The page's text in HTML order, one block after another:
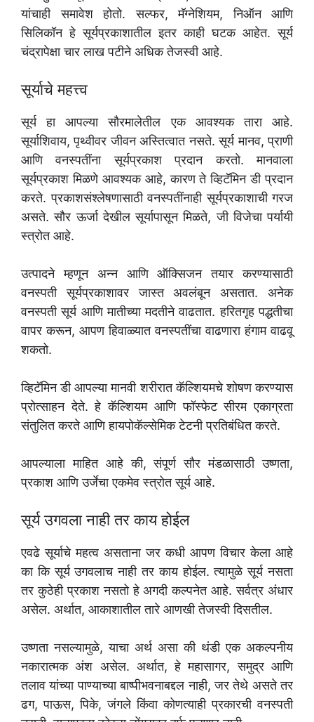
यांचाही समावेश होतो. सल्फर, मॅग्नेशियम, निऑन आणि
सिलिकॉन हे सूर्यप्रकाशातील इतर काही घटक आहेत. सूर्य
चंद्रापेक्षा चार लाख पटीने अधिक तेजस्वी आहे.
सूर्याचे महत्त्व
सूर्य हा आपल्या सौरमालेतील एक आवश्यक तारा आहे.
सूर्याशिवाय, पृथ्वीवर जीवन अस्तित्वात नसते. सूर्य मानव, प्राणी
आणि वनस्पतींना सूर्यप्रकाश प्रदान करतो. मानवाला
सूर्यप्रकाश मिळणे आवश्यक आहे, कारण ते व्हिटॅमिन डी प्रदान
करते. प्रकाशसंश्लेषणासाठी वनस्पतींनाही सूर्यप्रकाशाची गरज
असते. सौर ऊर्जा देखील सूर्यापासून मिळते, जी विजेचा पर्यायी
स्त्रोत आहे.
उत्पादने म्हणून अन्न आणि ऑक्सिजन तयार करण्यासाठी
वनस्पती सूर्यप्रकाशावर जास्त अवलंबून असतात. अनेक
वनस्पती सूर्य आणि मातीच्या मदतीने वाढतात. हरितगृह पद्धतीचा
वापर करून, आपण हिवाळ्यात वनस्पतींचा वाढणारा हंगाम वाढवू
शकतो.
व्हिटॅमिन डी आपल्या मानवी शरीरात कॅल्शियमचे शोषण करण्यास
प्रोत्साहन देते. हे कॅल्शियम आणि फॉस्फेट सीरम एकाग्रता
संतुलित करते आणि हायपोकॅल्सेमिक टेटनी प्रतिबंधित करते.
आपल्याला माहित आहे की, संपूर्ण सौर मंडळासाठी उष्णता,
प्रकाश आणि उर्जेचा एकमेव स्त्रोत सूर्य आहे.
सूर्य उगवला नाही तर काय होईल
एवढे सूर्याचे महत्व असताना जर कधी आपण विचार केला आहे
का कि सूर्य उगवलाच नाही तर काय होईल. त्यामुळे सूर्य नसता
तर कुठेही प्रकाश नसतो हे अगदी कल्पनेत आहे. सर्वत्र अंधार
असेल. अर्थात, आकाशातील तारे आणखी तेजस्वी दिसतील.
उष्णता नसल्यामुळे, याचा अर्थ असा की थंडी एक अकल्पनीय
नकारात्मक अंश असेल. अर्थात, हे महासागर, समुद्र आणि
तलाव यांच्या पाण्याच्या बाष्पीभवनाबद्दल नाही, जर तेथे असते तर
ढग, पाऊस, पिके, जंगले किंवा कोणत्याही प्रकारची वनस्पती